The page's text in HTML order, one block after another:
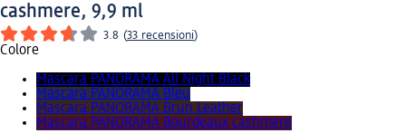
cashmere, 9,9 ml
3.8 (33 recensioni)
Colore
Mascara PANORAMA All Night Black
Mascara PANORAMA Bleu
Mascara PANORAMA Brun Leather
Mascara PANORAMA Bourdeaux cashmere